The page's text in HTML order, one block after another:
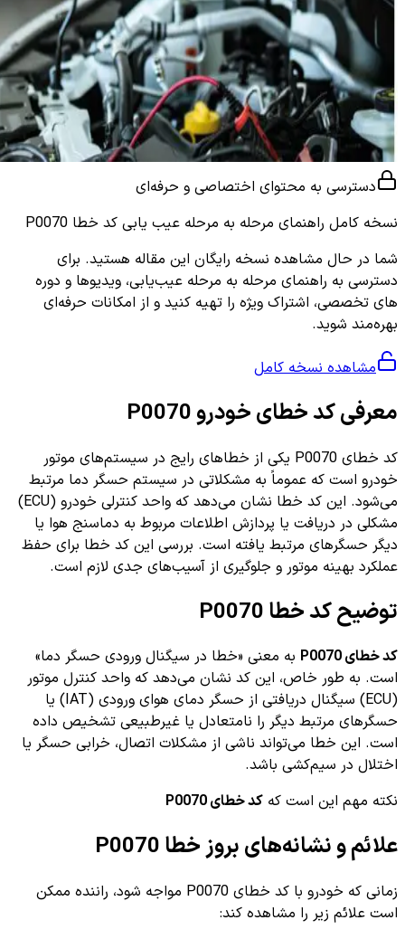
دسترسی به محتوای اختصاصی و حرفه‌ای
نسخه کامل راهنمای مرحله به مرحله عیب یابی کد خطا P0070
شما در حال مشاهده نسخه رایگان این مقاله هستید. برای
دسترسی به راهنمای مرحله به مرحله عیب‌یابی، ویدیوها و دوره
های تخصصی، اشتراک ویژه را تهیه کنید و از امکانات حرفه‌ای
بهره‌مند شوید.
مشاهده نسخه کامل
معرفی کد خطای خودرو P0070
کد خطای P0070 یکی از خطاهای رایج در سیستم‌های موتور
خودرو است که عموماً به مشکلاتی در سیستم حسگر دما مرتبط
می‌شود. این کد خطا نشان می‌دهد که واحد کنترلی خودرو (ECU)
مشکلی در دریافت یا پردازش اطلاعات مربوط به دماسنج هوا یا
دیگر حسگرهای مرتبط یافته است. بررسی این کد خطا برای حفظ
عملکرد بهینه موتور و جلوگیری از آسیب‌های جدی لازم است.
توضیح کد خطا P0070
کد خطای P0070
به معنی «خطا در سیگنال ورودی حسگر دما»
است. به طور خاص، این کد نشان می‌دهد که واحد کنترل موتور
(ECU) سیگنال دریافتی از حسگر دمای هوای ورودی (IAT) یا
حسگرهای مرتبط دیگر را نامتعادل یا غیرطبیعی تشخیص داده
است. این خطا می‌تواند ناشی از مشکلات اتصال، خرابی حسگر یا
اختلال در سیم‌کشی باشد.
نکته مهم این است که کد خطای P0070
علائم و نشانه‌های بروز خطا P0070
زمانی که خودرو با کد خطای P0070 مواجه شود، راننده ممکن
است علائم زیر را مشاهده کند: